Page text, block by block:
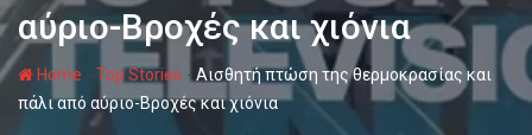
αύριο-Βροχές και χιόνια
Home -Top Stories - Αισθητή πτώση της θερμοκρασίας και
πάλι από αύριο-Βροχές και χιόνια